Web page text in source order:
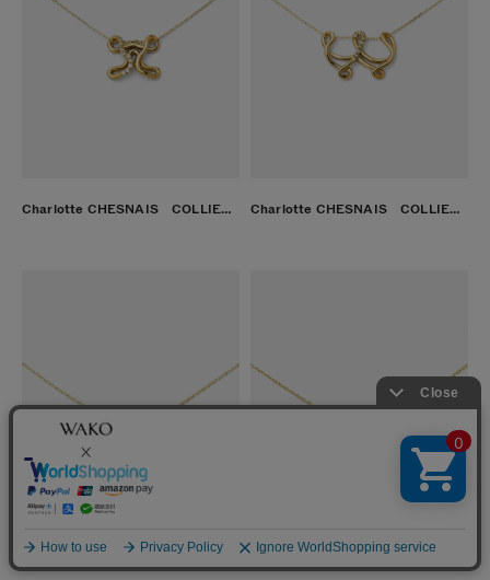
Charlotte CHESNAIS COLLIER LETTRE X ゴールド Charlotte CHESNAIS COLLIER LETTRE W ゴールド